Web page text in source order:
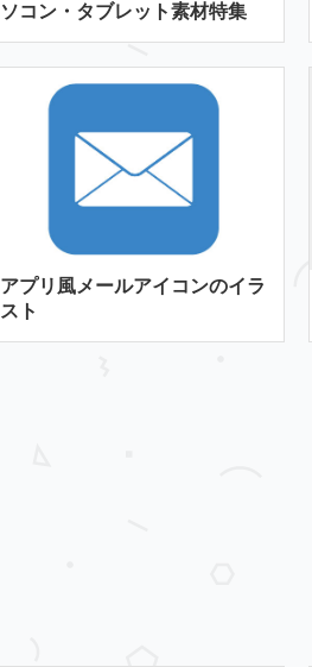
ソコン・タブレット素材特集
アプリ風メールアイコンのイラ
スト